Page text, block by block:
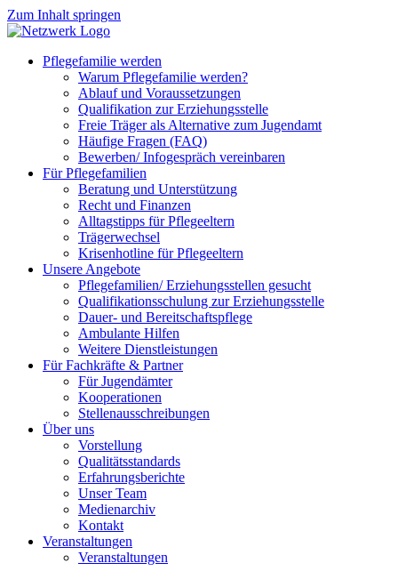
Zum Inhalt springen
Pflegefamilie werden
Warum Pflegefamilie werden?
Ablauf und Voraussetzungen
Qualifikation zur Erziehungsstelle
Freie Träger als Alternative zum Jugendamt
Häufige Fragen (FAQ)
Bewerben/ Infogespräch vereinbaren
Für Pflegefamilien
Beratung und Unterstützung
Recht und Finanzen
Alltagstipps für Pflegeeltern
Trägerwechsel
Krisenhotline für Pflegeeltern
Unsere Angebote
Pflegefamilien/ Erziehungsstellen gesucht
Qualifikationsschulung zur Erziehungsstelle
Dauer- und Bereitschaftspflege
Ambulante Hilfen
Weitere Dienstleistungen
Für Fachkräfte & Partner
Für Jugendämter
Kooperationen
Stellenausschreibungen
Über uns
Vorstellung
Qualitätsstandards
Erfahrungsberichte
Unser Team
Medienarchiv
Kontakt
Veranstaltungen
Veranstaltungen